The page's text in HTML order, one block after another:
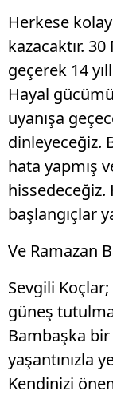
Herkese
kazacaktır.
geçerek 14
Hayal
uyanışa
dinleyeceğiz.
hata yapmış
başlangıçlar
Ve Ramazan
Sevgili
güneş
Bambaşka
yaşantınızla
Kendinizi